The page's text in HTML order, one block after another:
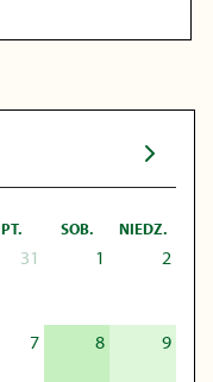
PT. SOB. NIEDZ.
31 1 2
7 8 9